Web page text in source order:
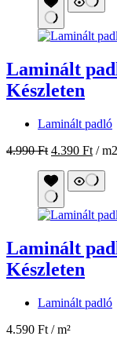
Laminált
Készleten
Laminált padló
4.990Ft 4.390 Ft / m2
Laminált
Készleten
Laminált padló
4.590 Ft / m²